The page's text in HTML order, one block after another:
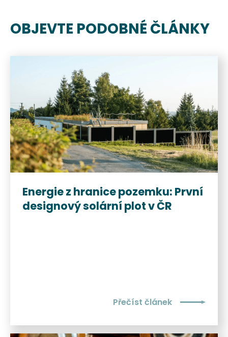
OBJEVTE PODOBNÉ ČLÁNKY
Energie z hranice pozemku: První
designový solární plot v ČR
Přečíst článek